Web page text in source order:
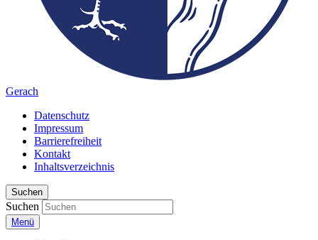
Gerach
Datenschutz
Impressum
Barrierefreiheit
Kontakt
Inhaltsverzeichnis
Suchen
Suchen
Menü